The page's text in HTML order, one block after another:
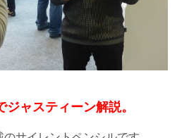
ャスティーン解説。